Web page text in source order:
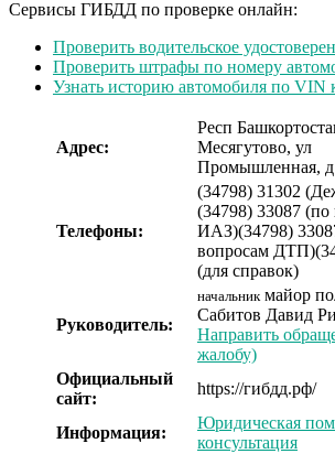
Сервисы ГИБДД по проверке онлайн:
Проверить водительское
Проверить штрафы по номеру
Узнать историю автомобиля по VIN
Адрес:
Респ
Месягутово, ул
Промышленная,
Телефоны:
(34798) 31302
(34798) 33087 (по
ИАЗ)(34798)
вопросам ДТП)
(для справок)
Руководитель:
начальник майор
Сабитов Давид
Направить
жалобу)
Официальный
сайт:
https://гибдд.рф/
Информация:
Юридическая
консультация